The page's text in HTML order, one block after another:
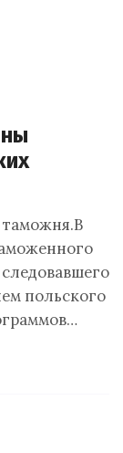
таможня.В
польского